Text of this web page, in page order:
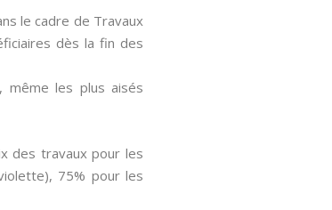
le cadre de Travaux
dès la fin des
même les plus aisés
des travaux pour les
75% pour les